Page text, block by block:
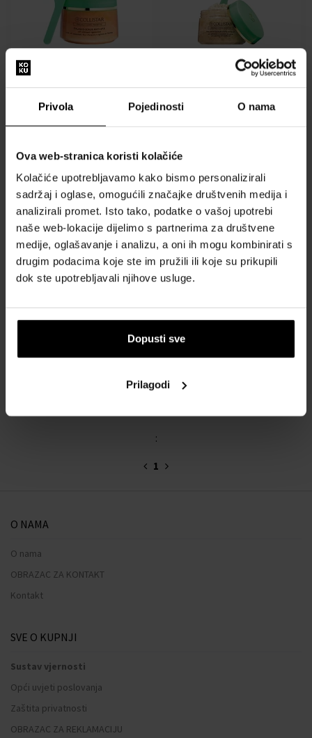
Privola Pojedinosti O nama
Ova web-stranica koristi kolačiće
Kolačiće upotrebljavamo kako bismo personalizirali
sadržaj i oglase, omogućili značajke društvenih medija i
analizirali promet. Isto tako, podatke o vašoj upotrebi
naše web-lokacije dijelimo s partnerima za društvene
medije, oglašavanje i analizu, a oni ih mogu kombinirati s
drugim podacima koje ste im pružili ili koje su prikupili
dok ste upotrebljavali njihove usluge.
Dopusti sve
Prilagodi
Pomlađujući piling za tijelo
(Anti-Age Talasso-Scrub)
- Žene
Poslat ćemo 11.08.
Piling za tijelo za
mršavljenje (Anti-Water
- Žene
Poslat ćemo 11.08.
:
1
O NAMA
O nama
OBRAZAC ZA KONTAKT
Kontakt
SVE O KUPNJI
Sustav vjernosti
Opći uvjeti poslovanja
Zaštita privatnosti
OBRAZAC ZA REKLAMACIJU